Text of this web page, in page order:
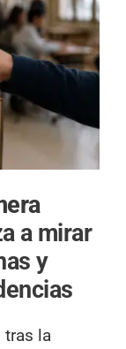
a mirar
y
tras la